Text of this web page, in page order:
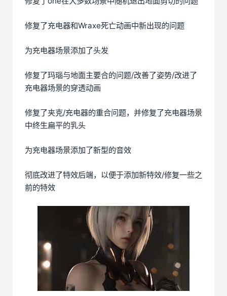
修复了充电器和Wraxe死亡动画中新出现的问题
为充电器场景添加了头发
修复了玛瑙与地面主要合的问题/改善了姿势/改进了
充电器场景的穿透动画
修复了夹克/充电器的重合问题，并修复了充电器场景
中终生扁平的乳头
为充电器场景添加了新型的音效
彻底改进了特效后端，以便于添加新特效/修复一些之
前的特效